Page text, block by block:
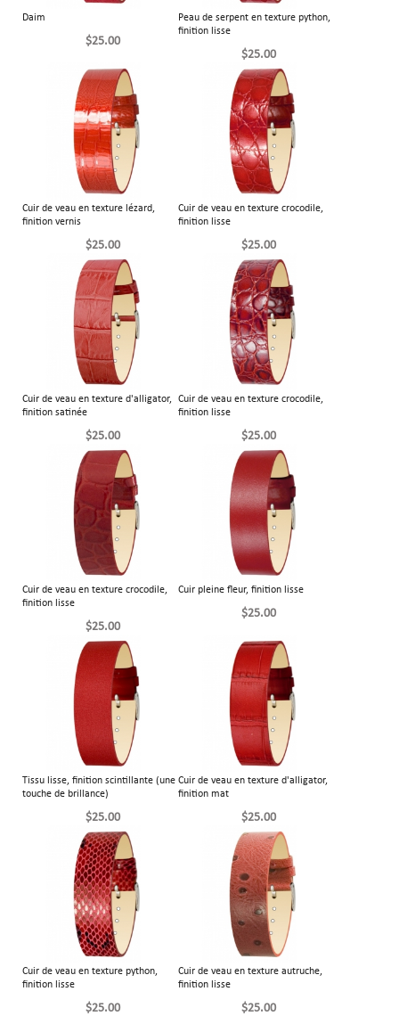
Daim
$25.00
Peau de serpent en texture python,
finition lisse
$25.00
Cuir de veau en texture lézard,
finition vernis
$25.00
Cuir de veau en texture crocodile,
finition lisse
$25.00
Cuir de veau en texture d'alligator,
finition satinée
$25.00
Cuir de veau en texture crocodile,
finition lisse
$25.00
Cuir de veau en texture crocodile,
finition lisse
$25.00
Cuir pleine fleur, finition lisse
$25.00
Tissu lisse, finition scintillante (une
touche de brillance)
$25.00
Cuir de veau en texture d'alligator,
finition mat
$25.00
Cuir de veau en texture python,
finition lisse
$25.00
Cuir de veau en texture autruche,
finition lisse
$25.00